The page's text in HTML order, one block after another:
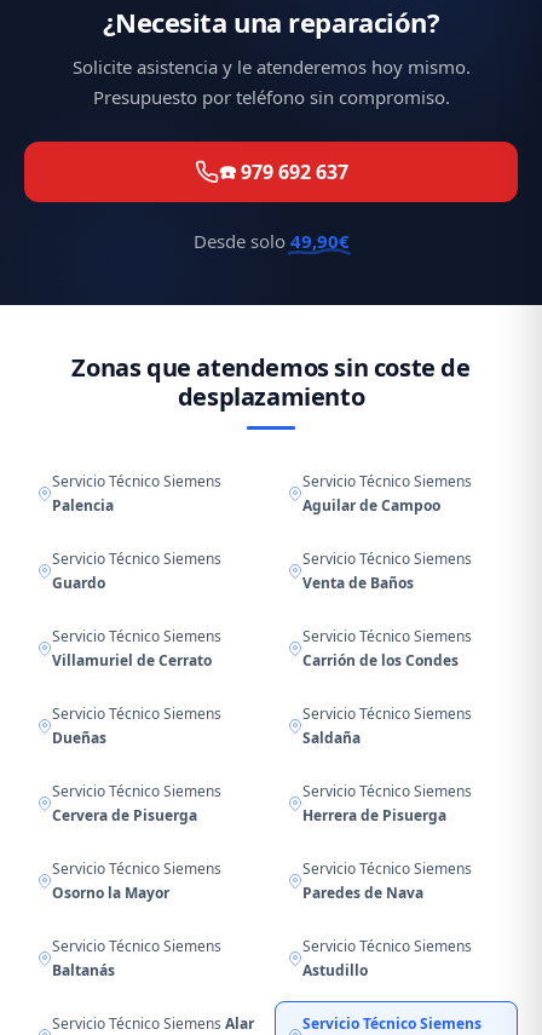
¿Necesita una reparación?
Solicite asistencia y le atenderemos hoy mismo.
Presupuesto por teléfono sin compromiso.
☎️ 979 692 637
Desde solo 49,90€
Zonas que atendemos sin coste de
desplazamiento
Servicio Técnico Siemens
Palencia
Servicio Técnico Siemens
Aguilar de Campoo
Servicio Técnico Siemens
Guardo
Servicio Técnico Siemens
Venta de Baños
Servicio Técnico Siemens
Villamuriel de Cerrato
Servicio Técnico Siemens
Carrión de los Condes
Servicio Técnico Siemens
Dueñas
Servicio Técnico Siemens
Saldaña
Servicio Técnico Siemens
Cervera de Pisuerga
Servicio Técnico Siemens
Herrera de Pisuerga
Servicio Técnico Siemens
Osorno la Mayor
Servicio Técnico Siemens
Paredes de Nava
Servicio Técnico Siemens
Baltanás
Servicio Técnico Siemens
Astudillo
Servicio Técnico Siemens Alar
Servicio Técnico Siemens